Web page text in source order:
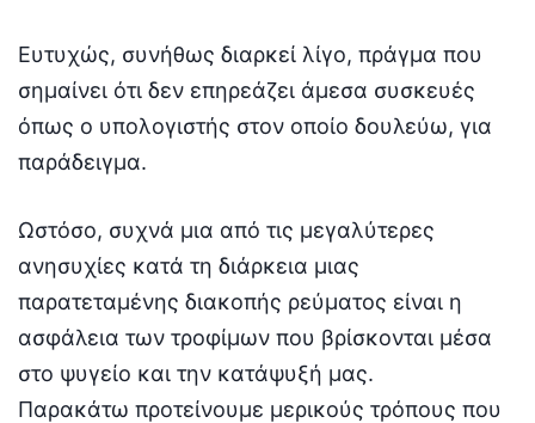
Ευτυχώς, συνήθως διαρκεί λίγο, πράγμα που
σημαίνει ότι δεν επηρεάζει άμεσα συσκευές
όπως ο υπολογιστής στον οποίο δουλεύω, για
παράδειγμα.
Ωστόσο, συχνά μια από τις μεγαλύτερες
ανησυχίες κατά τη διάρκεια μιας
παρατεταμένης διακοπής ρεύματος είναι η
ασφάλεια των τροφίμων που βρίσκονται μέσα
στο ψυγείο και την κατάψυξή μας.
Παρακάτω προτείνουμε μερικούς τρόπους που